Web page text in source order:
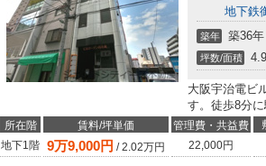
地下鉄
築年 築36年
坪数/面積
大阪宇治電ビ
す。徒歩8分
所在階 賃料/坪単価 管理費・共益費
地下1階 9万9,000円 /2.02万円 22,000円